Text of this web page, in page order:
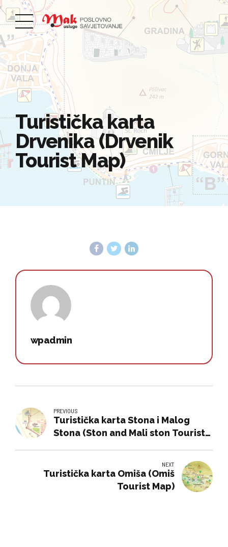
Turistička karta
Drvenika (Drvenik
Tourist Map)
wpadmin
PREVIOUS
Turistička karta Stona i Malog
Stona (Ston and Mali ston Tourist
NEXT
Turistička karta Omiša (Omiš
Tourist Map)